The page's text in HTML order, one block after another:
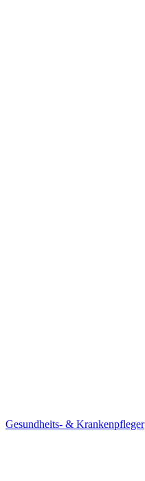
Gesundheits- & Krankenpfleger